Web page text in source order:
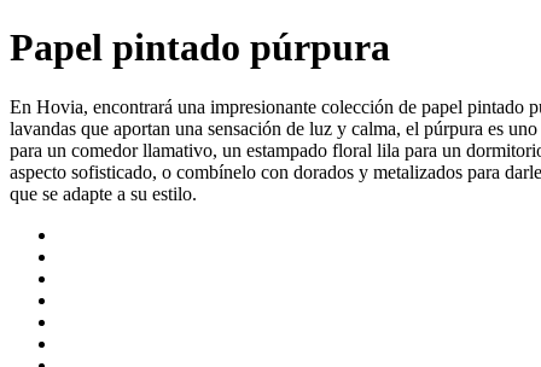
Papel pintado púrpura
En Hovia, encontrará una impresionante colección de papel pintado
lavandas que aportan una sensación de luz y calma, el púrpura es
para un comedor llamativo, un estampado floral lila para un
aspecto sofisticado, o combínelo con dorados y metalizados para
que se adapte a su estilo.